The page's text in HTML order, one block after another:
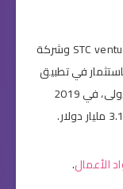
في العالم العربي في 2013 قام كل من STC ventures وشركة
كاستثمار في تطبيق
كريم لخدمات التوصيل في مراحل التشغيل الأولى، في 2019
الأعمال.